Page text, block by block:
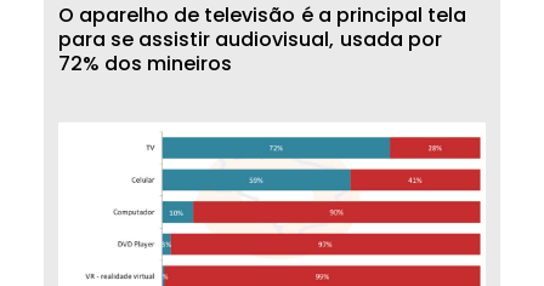
O aparelho de televisão é a principal tela
para se assistir audiovisual, usada por
72% dos mineiros